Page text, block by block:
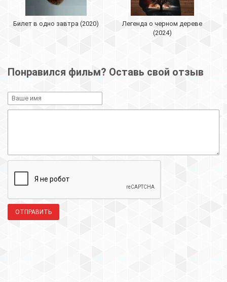
Билет в одно завтра (2020)
Легенда о черном дереве
(2024)
Понравился фильм? Оставь свой отзыв
ОТПРАВИТЬ